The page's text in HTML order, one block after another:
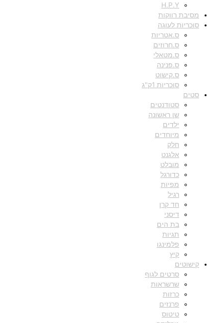
H.P.Y
מסיבת רווקות
סוכריות לעוגה
ס.אטריות
ס.חרוזים
ס.מטאלי
ס.פנינה
ס.קישוט
סוכריות 1ק"ג
סטים
סטודנטים
שן ראשונה
ילדים
מיוחדים
חלק
אלגנט
מובלט
כדורגל
מפיות
רגיל
חד קרן
דיסני
בת הים
תגיות
פלמינגו
קיץ
קישוטים
סרטים לגוף
שרשראות
כרזות
פרנזים
טיטוס